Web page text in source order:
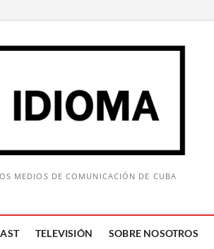
MEDIOS DE COMUNICACIÓN DE CUBA
TELEVISIÓN SOBRE NOSOTROS
Buscar: